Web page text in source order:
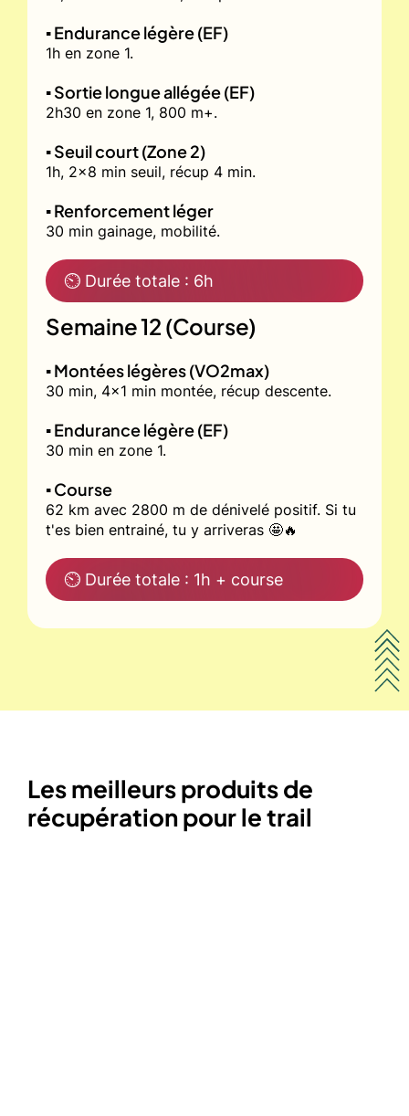
▪️ Endurance légère (EF)
1h en zone 1.
▪️ Sortie longue allégée (EF)
2h30 en zone 1, 800 m+.
▪️ Seuil court (Zone 2)
1h, 2x8 min seuil, récup 4 min.
▪️ Renforcement léger
30 min gainage, mobilité.
⏲ Durée totale : 6h
Semaine 12 (Course)
▪️ Montées légères (VO2max)
30 min, 4x1 min montée, récup descente.
▪️ Endurance légère (EF)
30 min en zone 1.
▪️ Course
62 km avec 2800 m de dénivelé positif. Si tu
t'es bien entrainé, tu y arriveras 🤩🔥
⏲ Durée totale : 1h + course
Les meilleurs produits de
récupération pour le trail